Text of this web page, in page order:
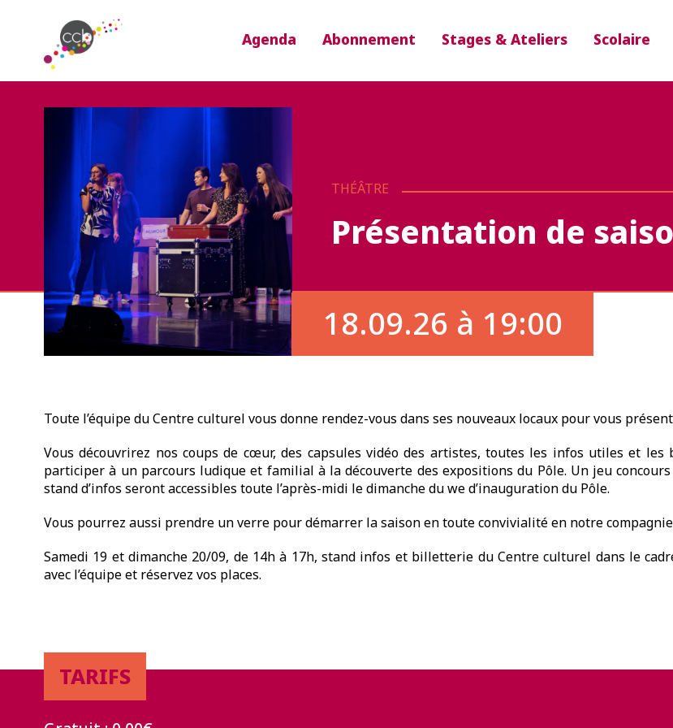
Agenda Abonnement Stages & Ateliers Scolaire
THÉÂTRE
Présentation de
18.09.26 à 19:00
Toute l’équipe du Centre culturel vous donne rendez-vous dans ses nouveaux locaux pour vous
Vous découvrirez nos coups de cœur, des capsules vidéo des artistes, toutes les infos utiles et les
participer à un parcours ludique et familial à la découverte des expositions du Pôle. Un jeu
stand d’infos seront accessibles toute l’après-midi le dimanche du we d’inauguration du Pôle.
Vous pourrez aussi prendre un verre pour démarrer la saison en toute convivialité en notre
Samedi 19 et dimanche 20/09, de 14h à 17h, stand infos et billetterie du Centre culturel dans le
avec l’équipe et réservez vos places.
TARIFS